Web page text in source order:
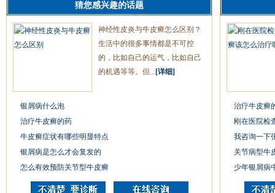
猜您感兴趣的话题
神经性皮炎与牛皮癣怎么区别？
生活中的很多事情都是不可控
的，比如自己的运气，比如自己
的机遇等等。但... [详细]
银屑病什么泡
治疗牛皮癣的药
牛皮癣症状有哪些明显特点
银屑病是怎么才会复发的
怎么有效预防关节型牛皮癣
治疗牛皮癣
刚在医院检
我咨询一下
关节病型牛
少年银屑病